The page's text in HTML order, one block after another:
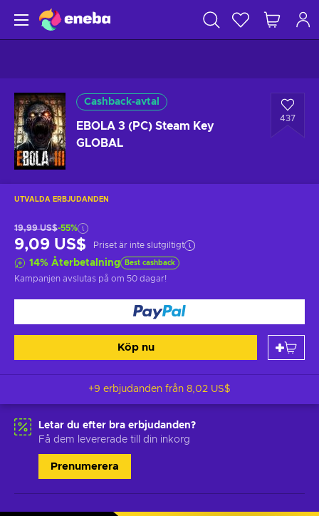
Cashback-avtal
EBOLA 3 (PC) Steam Key
GLOBAL
437
UTVALDA ERBJUDANDEN
19,99 US$-55%
9,09 US$ Priset är inte slutgiltigt
14% Återbetalning Best cashback
Kampanjen avslutas på om 50 dagar!
Köp nu
+9 erbjudanden från 8,02 US$
Letar du efter bra erbjudanden?
Få dem levererade till din inkorg
Prenumerera